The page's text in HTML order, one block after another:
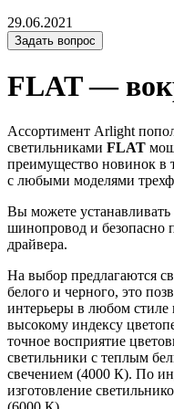
29.06.2021
Задать вопрос
FLAT —
Ассортимент Arlight
светильниками FLAT
преимущество новинок в
с любыми моделями
Вы можете
шинопровод и безопасно
драйвера.
На выбор предлагаются
белого и черного, это
интерьеры в любом стиле
высокому индексу
точное восприятие
светильники с теплым
свечением (4000 К). По
изготовление